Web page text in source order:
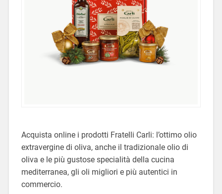
Acquista online i prodotti Fratelli Carli: l’ottimo olio
extravergine di oliva, anche il tradizionale olio di
oliva e le più gustose specialità della cucina
mediterranea, gli oli migliori e più autentici in
commercio.